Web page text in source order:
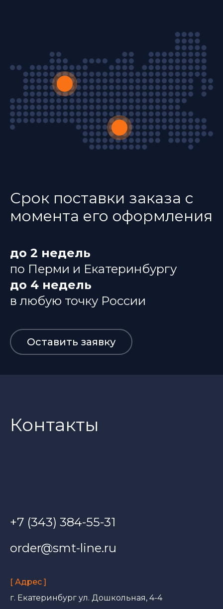
Срок поставки заказа с
момента его оформления
до 2 недель
по Перми и Екатеринбургу
до 4 недель
в любую точку России
Оставить заявку
Контакты
+7 (343) 384-55-31
order@smt-line.ru
[ Адрес ]
г. Екатеринбург ул. Дошкольная, 4-4